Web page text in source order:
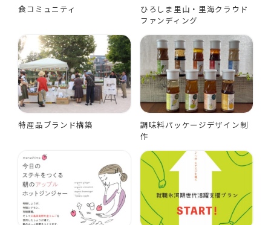
食コミュニティ
ひろしま里山・里海クラウド
ファンディング
特産品ブランド構築
調味料パッケージデザイン制
作